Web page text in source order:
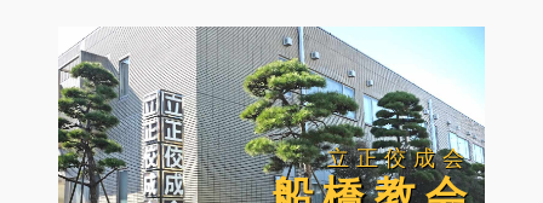
立正佼成会
立正佼成会